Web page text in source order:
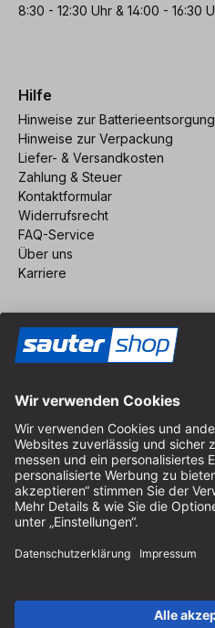
8:30 - 12:30 Uhr & 14:00 - 16:30
Hilfe
Hinweise zur Batterieentsorgung
Hinweise zur Verpackung
Liefer- & Versandkosten
Zahlung & Steuer
Kontaktformular
Widerrufsrecht
FAQ-Service
Über uns
Karriere
Impressum
AGB
Datenschutz
Cookie-Einstellungen
© 2026 sauter GmbH
* kostenloser Versand ab 150 Euro
Deutschlands für die Standard-